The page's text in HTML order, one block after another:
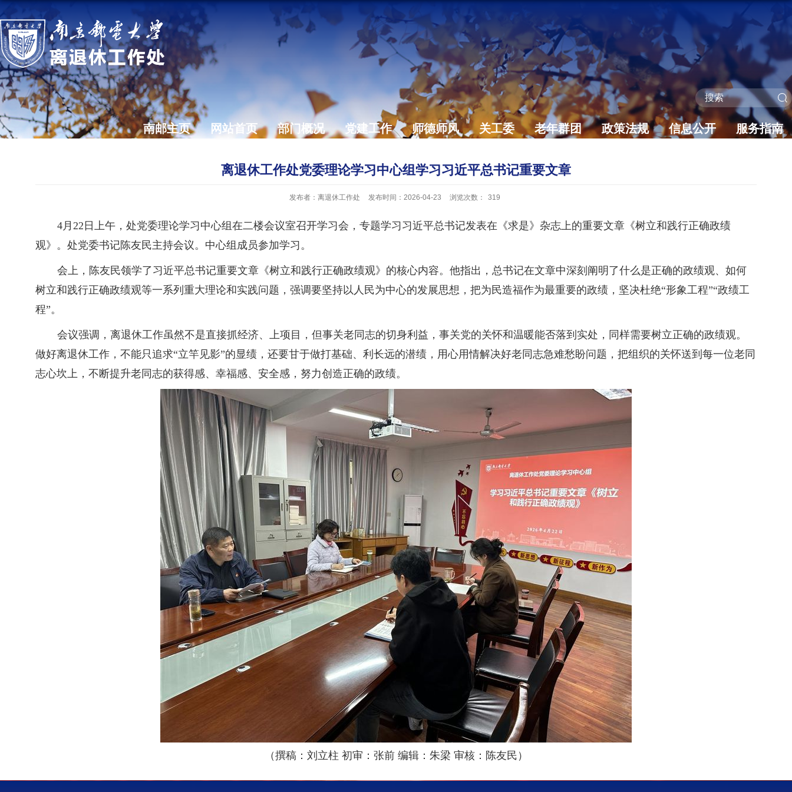
南邮主页 网站首页 部门概况 党建工作 师德师风 关工委 老年群团 政策法规 信息公开 服务指南
离退休工作处党委理论学习中心组学习习近平总书记重要文章
发布者：离退休工作处 发布时间：2026-04-23 浏览次数： 319
4月 22 日上午，处党委理论学习中心组在二楼会议室召开学习会，专题学习习近平总书记发表在《求是》杂志上的重要文章《树立和践行正确政绩
观》。处党委书记陈友民主持会议。中心组成员参加学习。
会上，陈友民领学了习近平总书记重要文章《树立和践行正确政绩观》的核心内容。他指出，总书记在文章中深刻阐明了什么是正确的政绩观、如何
树立和践行正确政绩观等一系列重大理论和实践问题，强调要坚持以人民为中心的发展思想，把为民造福作为最重要的政绩，坚决杜绝“形象工程”“政绩工
程”。
会议强调，离退休工作虽然不是直接抓经济、上项目，但事关老同志的切身利益，事关党的关怀和温暖能否落到实处，同样需要树立正确的政绩观。
做好离退休工作，不能只追求“立竿见影”的显绩，还要甘于做打基础、利长远的潜绩，用心用情解决好老同志急难愁盼问题，把组织的关怀送到每一位老同
志心坎上，不断提升老同志的获得感、幸福感、安全感，努力创造正确的政绩。
（撰稿：刘立柱 初审：张前 编辑：朱梁 审核：陈友民）